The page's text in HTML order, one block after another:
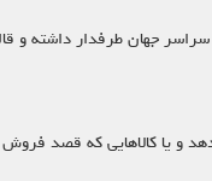
سراسر جهان طرفدار داشته و
و یا کالاهایی که قصد فروش